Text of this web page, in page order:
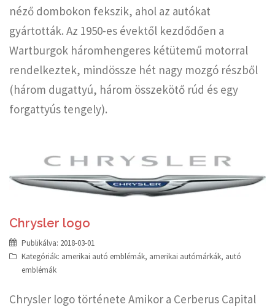
néző dombokon fekszik, ahol az autókat
gyártották. Az 1950-es évektől kezdődően a
Wartburgok háromhengeres kétütemű motorral
rendelkeztek, mindössze hét nagy mozgó részből
(három dugattyú, három összekötő rúd és egy
forgattyús tengely).
Chrysler logo
Publikálva: 2018-03-01
Kategóriák: amerikai autó emblémák, amerikai autómárkák, autó
emblémák
Chrysler logo története Amikor a Cerberus Capital